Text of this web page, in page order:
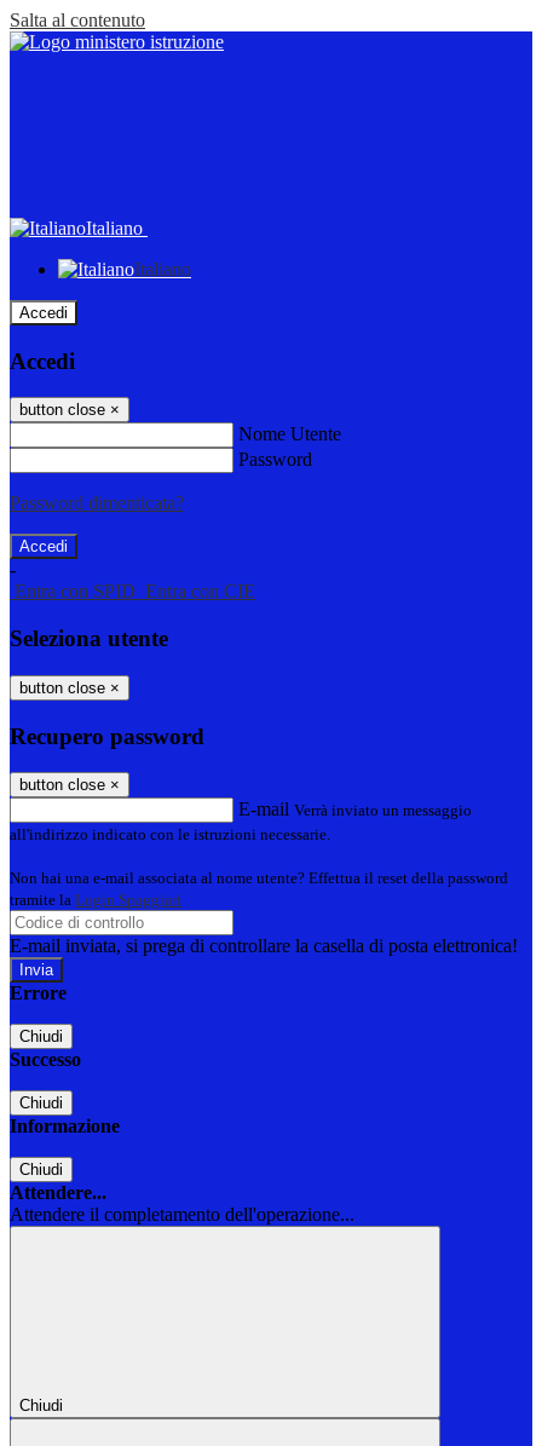
Salta al contenuto
Italiano
Italiano
Accedi
Accedi
button close ×
Nome Utente
Password
Password dimenticata?
-
Entra con SPID Entra con CIE
Seleziona utente
button close ×
Recupero password
button close ×
E-mail Verrà inviato un messaggio
all'indirizzo indicato con le istruzioni necessarie.
Non hai una e-mail associata al nome utente? Effettua il reset della password
tramite la Login Spaggiari
E-mail inviata, si prega di controllare la casella di posta elettronica!
Errore
Chiudi
Successo
Chiudi
Informazione
Chiudi
Attendere...
Attendere il completamento dell'operazione...
Chiudi